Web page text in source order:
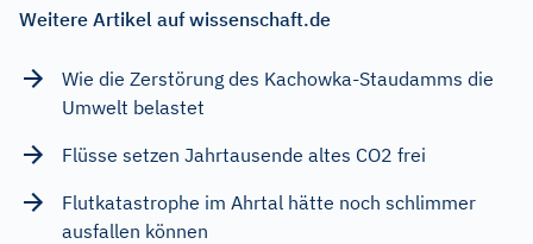
Weitere Artikel auf wissenschaft.de
Wie die Zerstörung des Kachowka-Staudamms die
Umwelt belastet
Flüsse setzen Jahrtausende altes CO2 frei
Flutkatastrophe im Ahrtal hätte noch schlimmer
ausfallen können